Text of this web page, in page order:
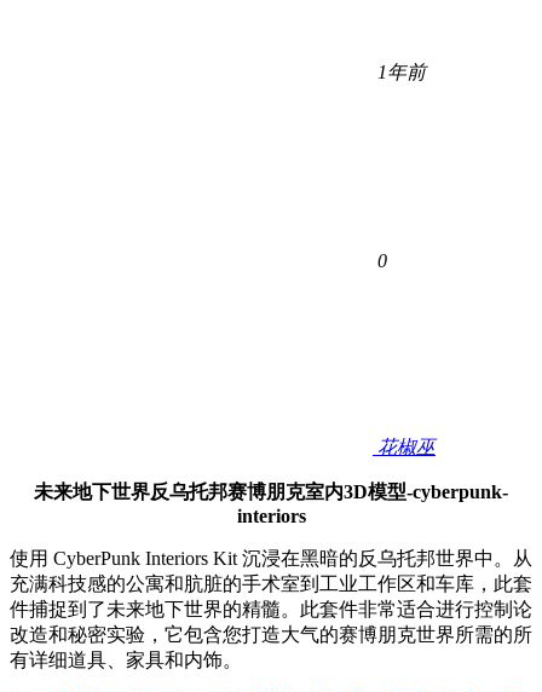
1年前
0
花椒巫
未来地下世界反乌托邦赛博朋克室内3D模型-cyberpunk-
interiors
使用 Cyber​​Punk Interiors Kit 沉浸在黑暗的反乌托邦世界中。从
充满科技感的公寓和肮脏的手术室到工业工作区和车库，此套
件捕捉到了未来地下世界的精髓。此套件非常适合进行控制论
改造和秘密实验，它包含您打造大气的赛博朋克世界所需的所
有详细道具、家具和内饰。